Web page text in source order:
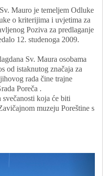
Mauro je temeljem Odluke
o kriterijima i uvjetima za
Poziva za predlaganje
12. studenoga 2009.
Sv. Maura osobama
od istaknutog značaja za
rada čine trajne
Poreča .
koja će biti
muzeju Poreštine s